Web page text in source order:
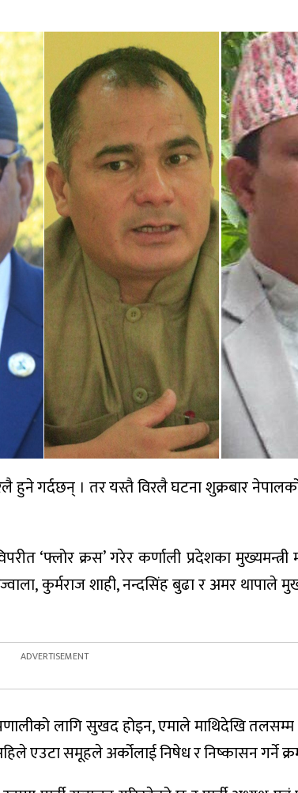
हुने गर्दछन् । तर यस्तै विरलै घटना शुक्रबार
‘फ्लोर क्रस’ गरेर कर्णाली प्रदेशका मुख्यमन्त्री
कुर्मराज शाही, नन्दसिंह बुढा र अमर थापाले
लागि सुखद होइन, एमाले माथिदेखि
एउटा समूहले अर्कोलाई निषेध र निष्कासन गर्ने